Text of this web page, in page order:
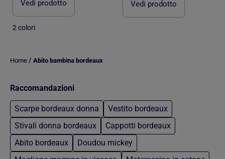
Vedi prodotto
2 colori
Vedi prodotto
Home / Abito bambina bordeaux
Raccomandazioni
Scarpe bordeaux donna
Vestito bordeaux
Stivali donna bordeaux
Cappotti bordeaux
Abito bordeaux
Doudou mickey